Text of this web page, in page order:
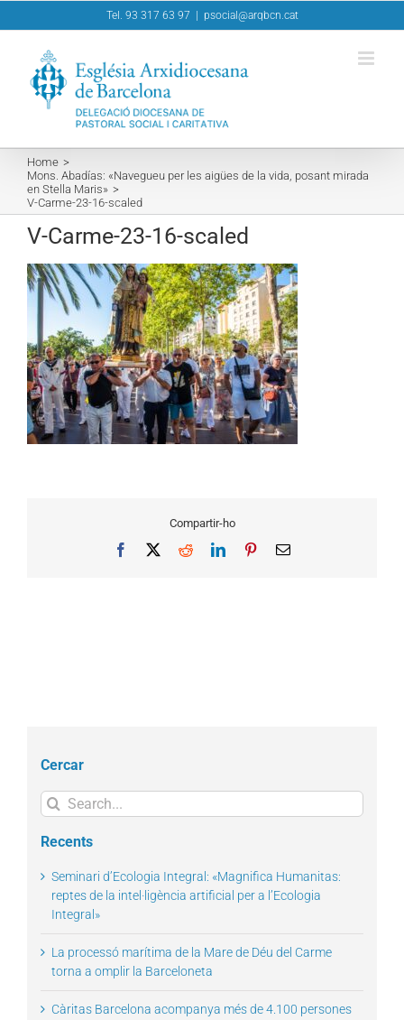
to
Tel. 93 317 63 97 psocial@arqbcn.cat
Home
Mons. Abadías: «Navegueu per les aigües de la vida, posant mirada
en Stella Maris»
V-Carme-23-16-scaled
V-Carme-23-16-scaled
Compartir-ho
Facebook RedditLinkedInPinterestEmail
Cercar
Search
for:
Recents
Seminari d’Ecologia Integral: «Magnifica Humanitas:
reptes de la intel·ligència artificial per a l’Ecologia
Integral»
La processó marítima de la Mare de Déu del Carme
torna a omplir la Barceloneta
Càritas Barcelona acompanya més de 4.100 persones